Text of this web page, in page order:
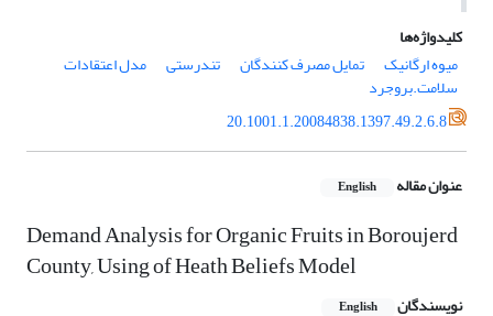
کلیدواژه‌ها
میوه ارگانیک
تمایل مصرف کنندگان تندرستی مدل اعتقادات
سلامت.بروجرد
20.1001.1.20084838.1397.49.2.6.8
عنوان مقاله English
Demand Analysis for Organic Fruits in Boroujerd
County, Using of Heath Beliefs Model
نویسندگان English